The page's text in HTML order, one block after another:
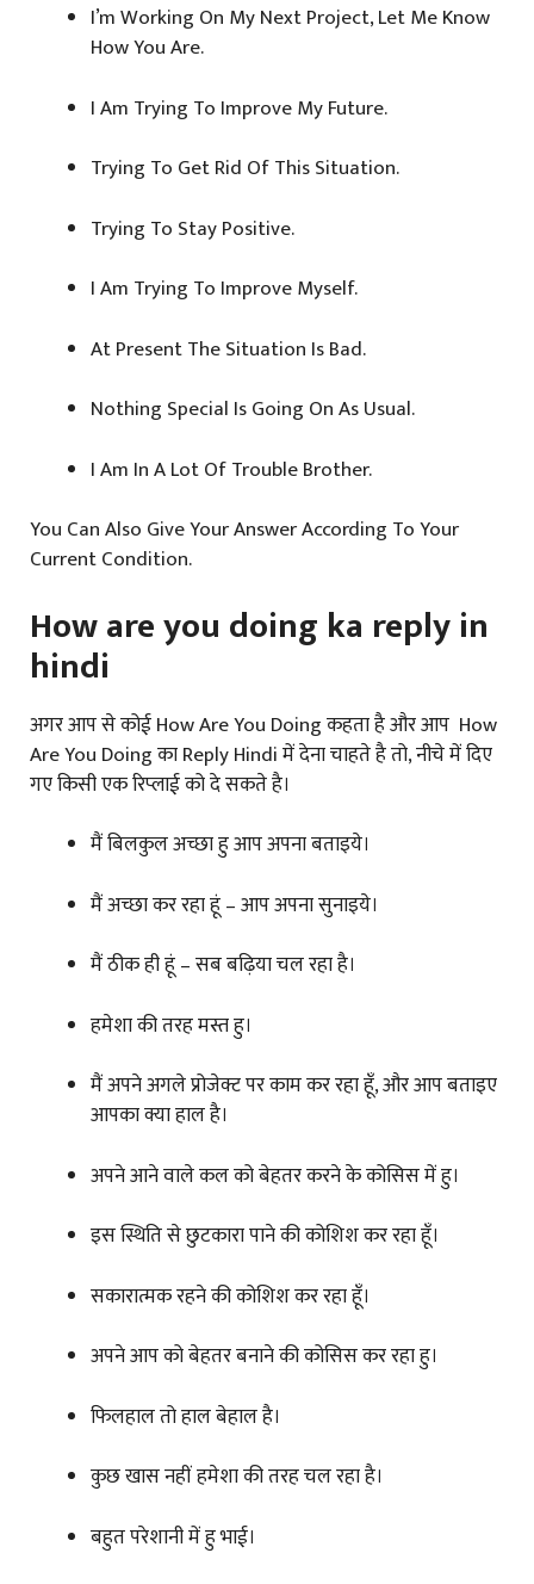
I’m Working On My Next Project, Let Me Know
How You Are.
I Am Trying To Improve My Future.
Trying To Get Rid Of This Situation.
Trying To Stay Positive.
I Am Trying To Improve Myself.
At Present The Situation Is Bad.
Nothing Special Is Going On As Usual.
I Am In A Lot Of Trouble Brother.
You Can Also Give Your Answer According To Your
Current Condition.
How are you doing ka reply in
hindi
अगर आप से कोई How Are You Doing कहता है और आप How
Are You Doing का Reply Hindi में देना चाहते है तो, नीचे में दिए
गए किसी एक रिप्लाई को दे सकते है।
मैं बिलकुल अच्छा हु आप अपना बताइये।
मैं अच्छा कर रहा हूं – आप अपना सुनाइये।
मैं ठीक ही हूं – सब बढ़िया चल रहा है।
हमेशा की तरह मस्त हु।
मैं अपने अगले प्रोजेक्ट पर काम कर रहा हूँ, और आप बताइए
आपका क्या हाल है।
अपने आने वाले कल को बेहतर करने के कोसिस में हु।
इस स्थिति से छुटकारा पाने की कोशिश कर रहा हूँ।
सकारात्मक रहने की कोशिश कर रहा हूँ।
अपने आप को बेहतर बनाने की कोसिस कर रहा हु।
फिलहाल तो हाल बेहाल है।
कुछ खास नहीं हमेशा की तरह चल रहा है।
बहुत परेशानी में हु भाई।